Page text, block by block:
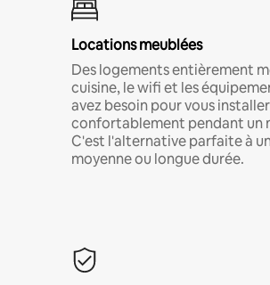
Locations meublées
Des logements entièrement
cuisine, le wifi et les
avez besoin pour vous installer
confortablement pendant un
C'est l'alternative parfaite à
moyenne ou longue durée.